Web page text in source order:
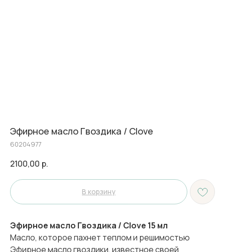
Эфирное масло Гвоздика / Clove
60204977
2100,00 р.
В корзину
Эфирное масло Гвоздика / Clove 15 мл
Масло, которое пахнет теплом и решимостью
Эфирное масло гвоздики, известное своей